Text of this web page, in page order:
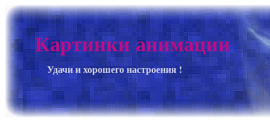
Картинки анимации
Удачи и хорошего настроения !